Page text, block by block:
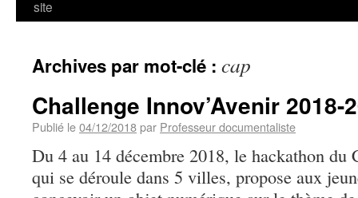
site
Archives par mot-clé : cap
Challenge Innov’Avenir 2018-
Publié le04/12/2018par Professeur documentaliste
Du 4 au 14 décembre 2018, le hackathon du
qui se déroule dans 5 villes, propose aux